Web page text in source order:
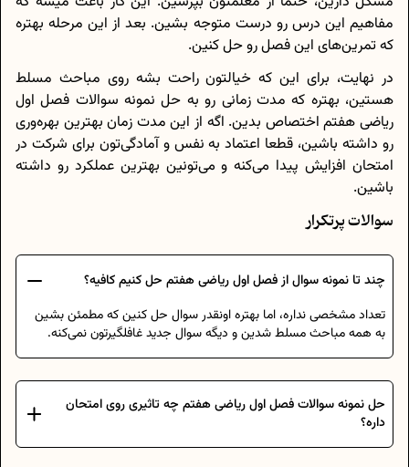
مفاهیم این درس رو درست متوجه بشین. بعد از این مرحله بهتره
که تمرین‌های این فصل رو حل کنین.
در نهایت، برای این که خیالتون راحت بشه روی مباحث مسلط
هستین، بهتره که مدت زمانی رو به حل نمونه سوالات فصل اول
ریاضی هفتم اختصاص بدین. اگه از این مدت زمان بهترین بهره‌وری
رو داشته باشین، قطعا اعتماد به نفس و آمادگی‌تون برای شرکت در
امتحان افزایش پیدا می‌کنه و می‌تونین بهترین عملکرد رو داشته
باشین.
سوالات پرتکرار
چند تا نمونه سوال از فصل اول ریاضی هفتم حل کنیم کافیه؟
تعداد مشخصی نداره، اما بهتره اونقدر سوال حل کنین که مطمئن بشین
به همه مباحث مسلط شدین و دیگه سوال جدید غافلگیرتون نمی‌کنه.
حل نمونه سوالات فصل اول ریاضی هفتم چه تاثیری روی امتحان
داره؟